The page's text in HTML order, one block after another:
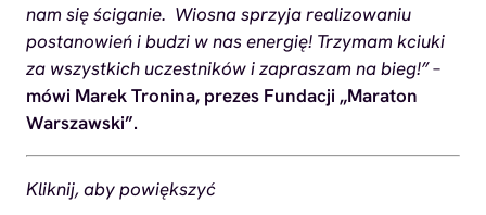
nam się ściganie. Wiosna sprzyja realizowaniu
postanowień i budzi w nas energię! Trzymam kciuki
za wszystkich uczestników i zapraszam na bieg!”–
mówi Marek Tronina, prezes Fundacji „Maraton
Warszawski”.
Kliknij, aby powiększyć